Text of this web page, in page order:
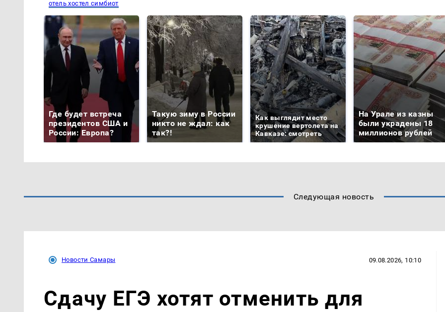
отель хостел симбиот
Где будет встреча
президентов США и
России: Европа?
Такую зиму в России
никто не ждал: как
так?!
Как выглядит место
крушение вертолета на
Кавказе: смотреть
На Урале из казны
были украдены 18
миллионов рублей
Следующая новость
Новости Самары 09.08.2026, 10:10
Сдачу ЕГЭ хотят отменить для